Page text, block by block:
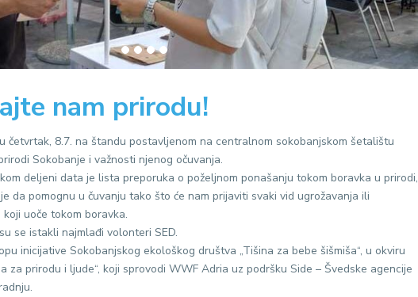
nam prirodu!
četvrtak, 8.7. na štandu postavljenom na centralnom sokobanjskom šetalištu
Sokobanje i važnosti njenog očuvanja.
deljeni data je lista preporuka o poželjnom ponašanju tokom boravka u prirodi,
da pomognu u čuvanju tako što će nam prijaviti svaki vid ugrožavanja ili
uoče tokom boravka.
se istakli najmlađi volonteri SED.
inicijative Sokobanjskog ekološkog društva „Tišina za bebe šišmiša“, u okviru
za prirodu i ljude“, koji sprovodi WWF Adria uz podršku Side – Švedske agencije